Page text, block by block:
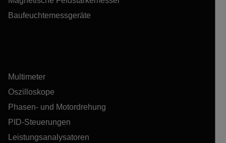
Baufeuchtemessgeräte
Multimeter
Oszilloskope
Phasen- und Motordrehung
PID-Steuerungen
Leistungsanalysatoren